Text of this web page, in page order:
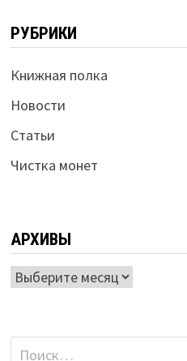
РУБРИКИ
Книжная полка
Новости
Статьи
Чистка монет
АРХИВЫ
Архивы
Найти: